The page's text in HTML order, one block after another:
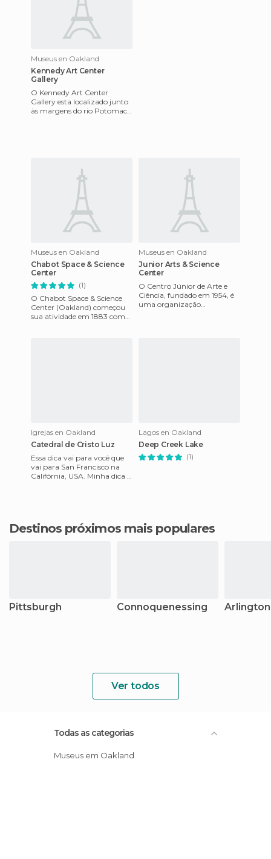
Museus en Oakland
Kennedy Art Center
Gallery
O Kennedy Art Center
Gallery esta localizado junto
às margens do rio Potomac,
Museus en Oakland
Chabot Space & Science
Center
(1)
O Chabot Space & Science
Center (Oakland) começou
sua atividade em 1883 como
Museus en Oakland
Junior Arts & Science
Center
O Centro Júnior de Arte e
Ciência, fundado em 1954, é
uma organização
Igrejas en Oakland
Catedral de Cristo Luz
Essa dica vai para você que
vai para San Francisco na
Califórnia, USA. Minha dica é
Lagos en Oakland
Deep Creek Lake
(1)
Destinos próximos mais populares
Pittsburgh Connoquenessing Arlington
Ver todos
Todas as categorias
Museus em Oakland